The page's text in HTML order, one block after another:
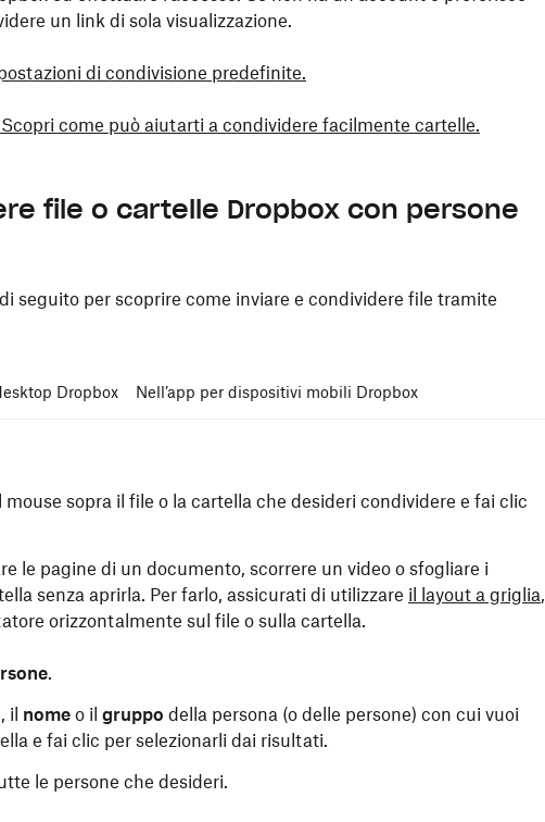
un link di sola visualizzazione.
di condivisione predefinite.
come può aiutarti a condividere facilmente cartelle.
file o cartelle Dropbox con persone
seguito per scoprire come inviare e condividere file tramite
Dropbox Nell’app per dispositivi mobili Dropbox
mouse sopra il file o la cartella che desideri condividere e fai clic
le pagine di un documento, scorrere un video o sfogliare i
senza aprirla. Per farlo, assicurati di utilizzare il layout a griglia,
orizzontalmente sul file o sulla cartella.
.
, il nome o il gruppo della persona (o delle persone) con cui vuoi
e fai clic per selezionarli dai risultati.
le persone che desideri.